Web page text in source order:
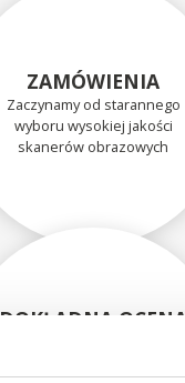
ZAMÓWIENIA
Zaczynamy od starannego
wyboru wysokiej jakości
skanerów obrazowych
DOKŁADNA OCENA